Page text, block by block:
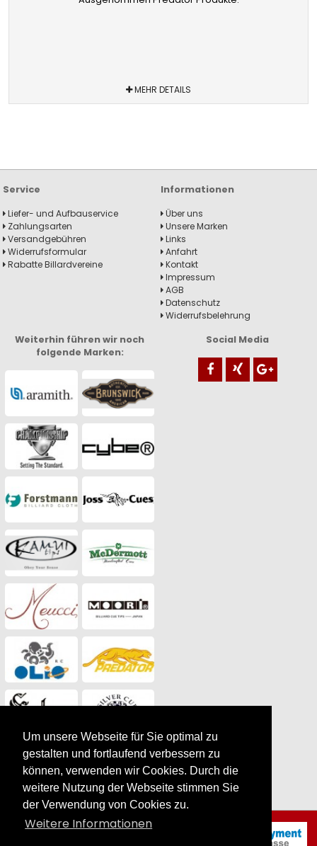
Um unsere Webseite für Sie optimal zu
gestalten und fortlaufend verbessern zu
können, verwenden wir Cookies. Durch die
weitere Nutzung der Webseite stimmen Sie
der Verwendung von Cookies zu.
Weitere Informationen
MEHR DETAILS
Service
Liefer- und Aufbauservice
Zahlungsarten
Versandgebühren
Widerrufsformular
Rabatte Billardvereine
Informationen
Über uns
Unsere Marken
Links
Anfahrt
Kontakt
Impressum
AGB
Datenschutz
Widerrufsbelehrung
Weiterhin führen wir noch
folgende Marken:
Social Media
Billardqueue Predator